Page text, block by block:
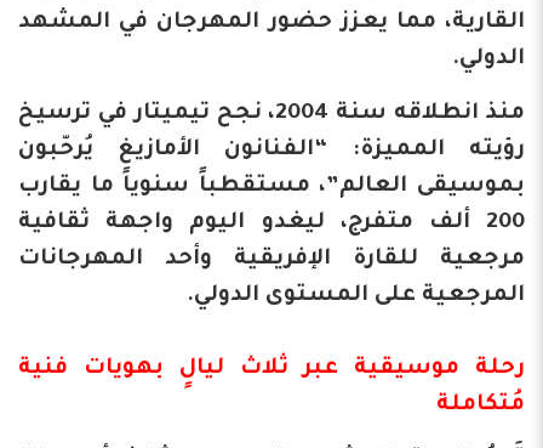
القارية، مما يعزز حضور المهرجان في المشهد
الدولي.
منذ انطلاقه سنة 2004، نجح تيميتار في ترسيخ
رؤيته المميزة: “الفنانون الأمازيغ يُرحّبون
بموسيقى العالم”، مستقطباً سنوياً ما يقارب
200 ألف متفرج، ليغدو اليوم واجهة ثقافية
مرجعية للقارة الإفريقية وأحد المهرجانات
المرجعية على المستوى الدولي.
رحلة موسيقية عبر ثلاث ليالٍ بهويات فنية
مُتكاملة